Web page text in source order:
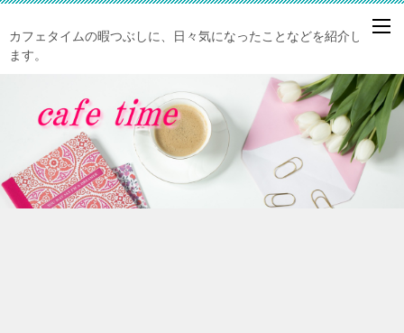
カフェタイムの暇つぶしに、日々気になったことなどを紹介してい
ます。